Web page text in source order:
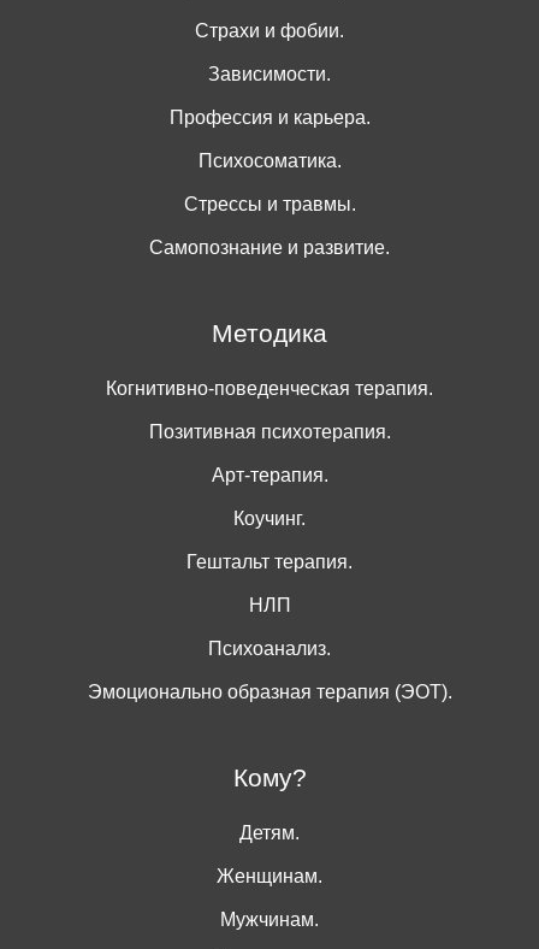
Страхи и фобии.
Зависимости.
Профессия и карьера.
Психосоматика.
Стрессы и травмы.
Самопознание и развитие.
Методика
Когнитивно-поведенческая терапия.
Позитивная психотерапия.
Арт-терапия.
Коучинг.
Гештальт терапия.
НЛП
Психоанализ.
Эмоционально образная терапия (ЭОТ).
Кому?
Детям.
Женщинам.
Мужчинам.